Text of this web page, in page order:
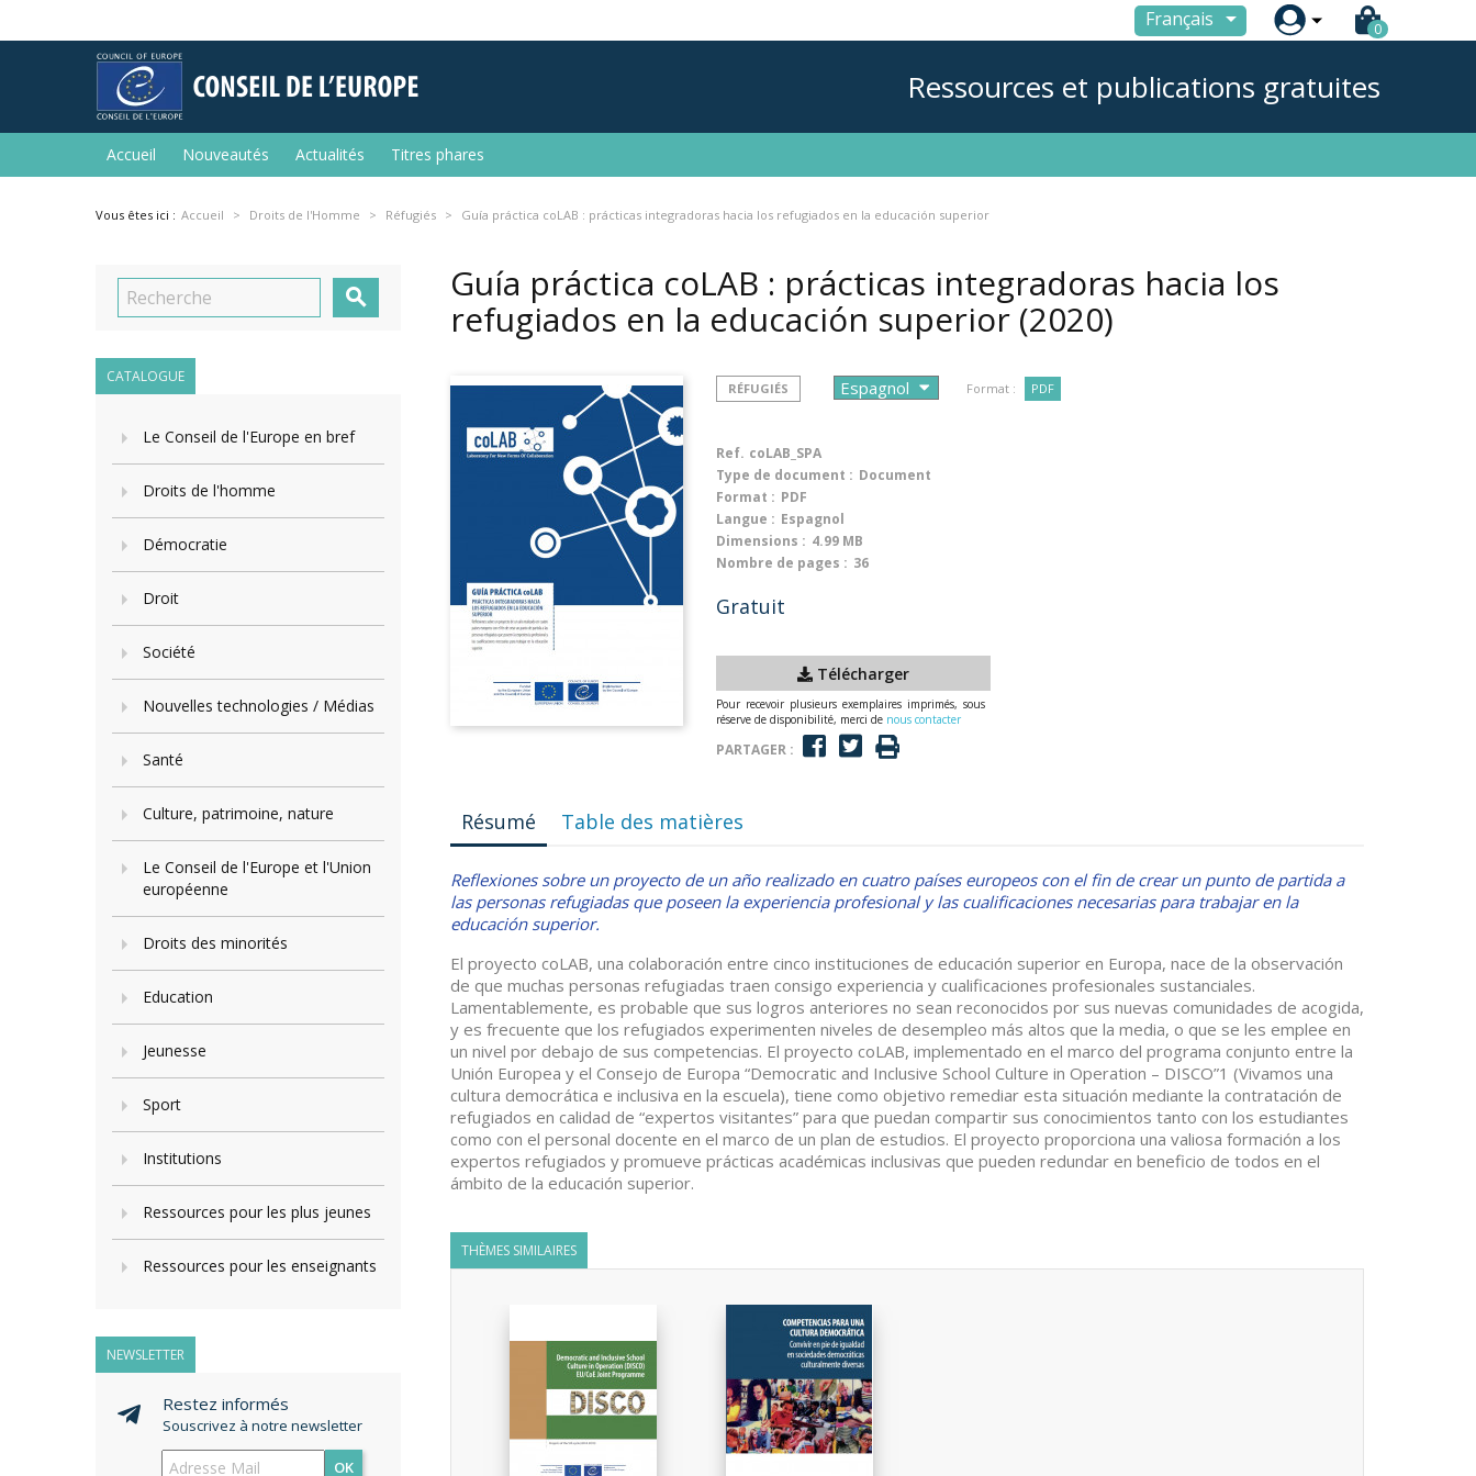
Français  0
Ressources et publications gratuites
Accueil Nouveautés Actualités Titres phares
Vous êtes ici : Accueil Droits de l'Homme Réfugiés Guía práctica coLAB : prácticas integradoras hacia los refugiados en la educación superior

CATALOGUE
Le Conseil de l'Europe en bref
Droits de l'homme
Démocratie
Droit
Société
Nouvelles technologies / Médias
Santé
Culture, patrimoine, nature
Le Conseil de l'Europe et l'Union
européenne
Droits des minorités
Education
Jeunesse
Sport
Institutions
Ressources pour les plus jeunes
Ressources pour les enseignants
NEWSLETTER
Restez informés
Souscrivez à notre newsletter
OK
Guía práctica coLAB : prácticas integradoras hacia los
refugiados en la educación superior (2020)
RÉFUGIÉS Format : PDF
Ref. coLAB_SPA
Type de document : Document
Format : PDF
Langue : Espagnol
Dimensions : 4.99 MB
Nombre de pages : 36
Gratuit
Télécharger
Pour recevoir plusieurs exemplaires imprimés, sous
réserve de disponibilité, merci de nous contacter
PARTAGER :
Résumé Table des matières
Reflexiones sobre un proyecto de un año realizado en cuatro países europeos con el fin de crear un punto de partida a
las personas refugiadas que poseen la experiencia profesional y las cualificaciones necesarias para trabajar en la
educación superior.
El proyecto coLAB, una colaboración entre cinco instituciones de educación superior en Europa, nace de la observación
de que muchas personas refugiadas traen consigo experiencia y cualificaciones profesionales sustanciales.
Lamentablemente, es probable que sus logros anteriores no sean reconocidos por sus nuevas comunidades de acogida,
y es frecuente que los refugiados experimenten niveles de desempleo más altos que la media, o que se les emplee en
un nivel por debajo de sus competencias. El proyecto coLAB, implementado en el marco del programa conjunto entre la
Unión Europea y el Consejo de Europa “Democratic and Inclusive School Culture in Operation – DISCO”1 (Vivamos una
cultura democrática e inclusiva en la escuela), tiene como objetivo remediar esta situación mediante la contratación de
refugiados en calidad de “expertos visitantes” para que puedan compartir sus conocimientos tanto con los estudiantes
como con el personal docente en el marco de un plan de estudios. El proyecto proporciona una valiosa formación a los
expertos refugiados y promueve prácticas académicas inclusivas que pueden redundar en beneficio de todos en el
ámbito de la educación superior.
THÈMES SIMILAIRES